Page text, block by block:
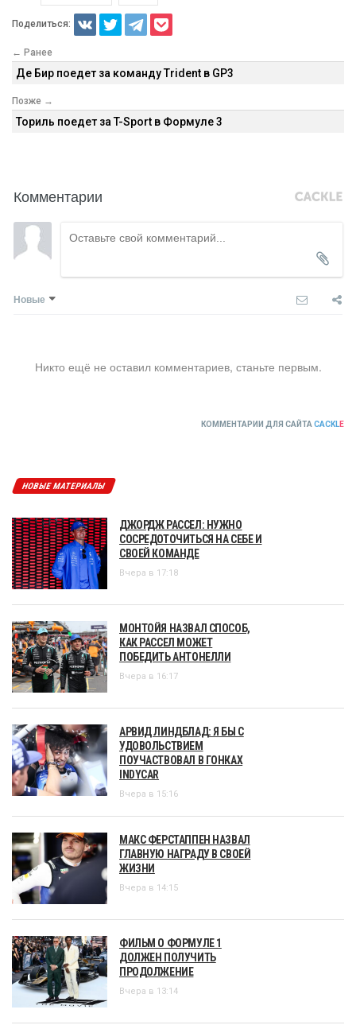
Поделиться:
← Ранее
Де Бир поедет за команду Trident в GP3
Позже →
Ториль поедет за T-Sport в Формуле 3
Комментарии
Новые
Никто ещё не оставил комментариев, станьте первым.
КОММЕНТАРИИ ДЛЯ САЙТА CACKLE
НОВЫЕ МАТЕРИАЛЫ
ДЖОРДЖ РАССЕЛ: НУЖНО
СОСРЕДОТОЧИТЬСЯ НА СЕБЕ И
СВОЕЙ КОМАНДЕ
Вчера в 17:18
МОНТОЙЯ НАЗВАЛ СПОСОБ,
КАК РАССЕЛ МОЖЕТ
ПОБЕДИТЬ АНТОНЕЛЛИ
Вчера в 16:17
АРВИД ЛИНДБЛАД: Я БЫ С
УДОВОЛЬСТВИЕМ
ПОУЧАСТВОВАЛ В ГОНКАХ
INDYCAR
Вчера в 15:16
МАКС ФЕРСТАППЕН НАЗВАЛ
ГЛАВНУЮ НАГРАДУ В СВОЕЙ
ЖИЗНИ
Вчера в 14:15
ФИЛЬМ О ФОРМУЛЕ 1
ДОЛЖЕН ПОЛУЧИТЬ
ПРОДОЛЖЕНИЕ
Вчера в 13:14